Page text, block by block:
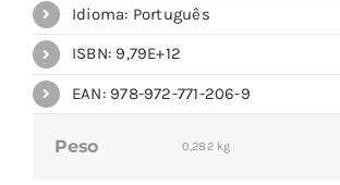
Idioma: Português
ISBN: 9,79E+12
EAN: 978-972-771-206-9
Peso 0,282 kg